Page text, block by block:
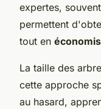
expertes,
permettent
tout en
La taille des
cette approche
au hasard,